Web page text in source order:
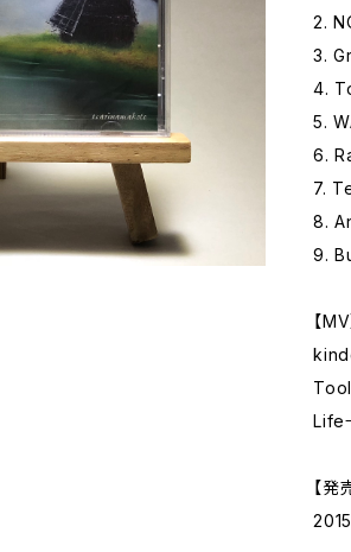
2.
3.
4.
5.
6.
7.
8.
9.
【MV
【発